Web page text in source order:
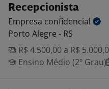
Recepcionista
Empresa confidencial
Porto Alegre - RS
R$ 4.500,00 a R$
Ensino Médio (2º Grau)